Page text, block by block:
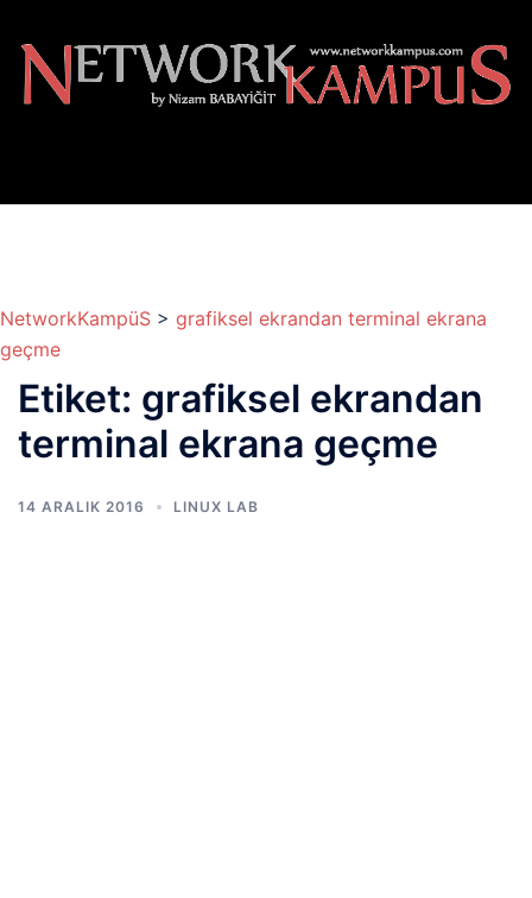
atla
NetworkKampüS > grafiksel ekrandan terminal ekrana
geçme
Etiket: grafiksel ekrandan
terminal ekrana geçme
14 ARALIK 2016 LINUX LAB